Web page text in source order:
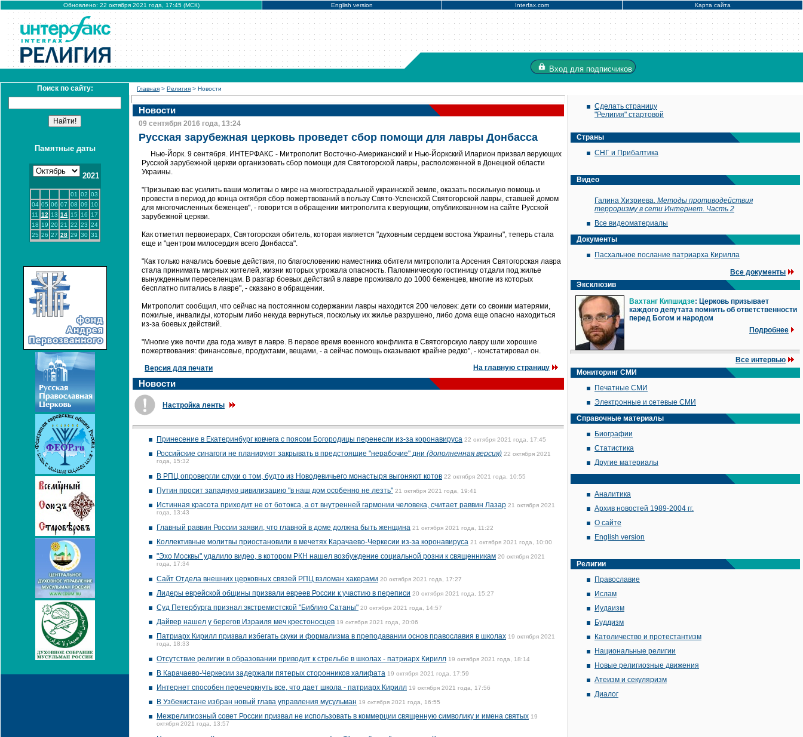
Обновлено: 22 октября 2021 года, 17:45 (МСК) English version Interfax.com Карта сайта
Вход для подписчиков
Поиск по сайту:
Памятные даты
2021
01 02 03
04 05 06 07 08 09
10
11
12 13 14 15 16
17
18 19 20 21 22 23 24
25 26 27 28 29 30 31
Главная > Религия > Новости
Новости
09 сентября 2016 года, 13:24
Русская зарубежная церковь проведет сбор помощи для лавры Донбасса
Нью-Йорк. 9 сентября. ИНТЕРФАКС - Митрополит Восточно-Американский и Нью-Йоркский Иларион призвал верующих
Русской зарубежной церкви организовать сбор помощи для Святогорской лавры, расположенной в Донецкой области
Украины.
"Призываю вас усилить ваши молитвы о мире на многострадальной украинской земле, оказать посильную помощь и
провести в период до конца октября сбор пожертвований в пользу Свято-Успенской Святогорской лавры, ставшей домом
для многочисленных беженцев", - говорится в обращении митрополита к верующим, опубликованном на сайте Русской
зарубежной церкви.
Как отметил первоиерарх, Святогорская обитель, которая является "духовным сердцем востока Украины", теперь стала
еще и "центром милосердия всего Донбасса".
"Как только начались боевые действия, по благословению наместника обители митрополита Арсения Святогорская лавра
стала принимать мирных жителей, жизни которых угрожала опасность. Паломническую гостиницу отдали под жилье
вынужденным переселенцам. В разгар боевых действий в лавре проживало до 1000 беженцев, многие из которых
бесплатно питались в лавре", - сказано в обращении.
Митрополит сообщил, что сейчас на постоянном содержании лавры находится 200 человек: дети со своими матерями,
пожилые, инвалиды, которым либо некуда вернуться, поскольку их жилье разрушено, либо дома еще опасно находиться
из-за боевых действий.
"Многие уже почти два года живут в лавре. В первое время военного конфликта в Святогорскую лавру шли хорошие
пожертвования: финансовые, продуктами, вещами, - а сейчас помощь оказывают крайне редко", - констатировал он.
Версия для печати На главную страницу
Новости
Настройка ленты
Принесение в Екатеринбург ковчега с поясом Богородицы перенесли из-за коронавируса 22 октября 2021 года, 17:45
Российские синагоги не планируют закрывать в предстоящие "нерабочие" дни (дополненная версия) 22 октября 2021
года, 15:32
В РПЦ опровергли слухи о том, будто из Новодевичьего монастыря выгоняют котов 22 октября 2021 года, 10:55
Путин просит западную цивилизацию "в наш дом особенно не лезть" 21 октября 2021 года, 19:41
Истинная красота приходит не от ботокса, а от внутренней гармонии человека, считает раввин Лазар 21 октября 2021
года, 13:43
Главный раввин России заявил, что главной в доме должна быть женщина 21 октября 2021 года, 11:22
Коллективные молитвы приостановили в мечетях Карачаево-Черкесии из-за коронавируса 21 октября 2021 года, 10:00
"Эхо Москвы" удалило видео, в котором РКН нашел возбуждение социальной розни к священникам 20 октября 2021
года, 17:34
Сайт Отдела внешних церковных связей РПЦ взломан хакерами 20 октября 2021 года, 17:27
Лидеры еврейской общины призвали евреев России к участию в переписи 20 октября 2021 года, 15:27
Суд Петербурга признал экстремистской "Библию Сатаны" 20 октября 2021 года, 14:57
Дайвер нашел у берегов Израиля меч крестоносцев 19 октября 2021 года, 20:06
Патриарх Кирилл призвал избегать скуки и формализма в преподавании основ православия в школах 19 октября 2021
года, 18:33
Отсутствие религии в образовании приводит к стрельбе в школах - патриарх Кирилл 19 октября 2021 года, 18:14
В Карачаево-Черкесии задержали пятерых сторонников халифата 19 октября 2021 года, 17:59
Интернет способен перечеркнуть все, что дает школа - патриарх Кирилл 19 октября 2021 года, 17:56
В Узбекистане избран новый глава управления мусульман 19 октября 2021 года, 16:55
Межрелигиозный совет России призвал не использовать в коммерции священную символику и имена святых 19
октября 2021 года, 13:57
Сделать страницу
"Религия" стартовой
Страны
СНГ и Прибалтика
Видео
Галина Хизриева. Методы противодействия
терроризму в сети Интернет. Часть 2
Все видеоматериалы
Документы
Пасхальное послание патриарха Кирилла
Все документы
Эксклюзив
Вахтанг Кипшидзе: Церковь призывает
каждого депутата помнить об ответственности
перед Богом и народом
Подробнее
Все интервью
Мониторинг СМИ
Печатные СМИ
Электронные и сетевые СМИ
Справочные материалы
Биографии
Статистика
Другие материалы
Аналитика
Архив новостей 1989-2004 гг.
О сайте
English version
Религии
Православие
Ислам
Иудаизм
Буддизм
Католичество и протестантизм
Национальные религии
Новые религиозные движения
Атеизм и секуляризм
Диалог